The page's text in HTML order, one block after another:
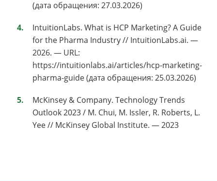
(дата обращения: 27.03.2026)
IntuitionLabs. What is HCP Marketing? A Guide
for the Pharma Industry // IntuitionLabs.ai. —
2026. — URL:
https://intuitionlabs.ai/articles/hcp-marketing-
pharma-guide (дата обращения: 25.03.2026)
McKinsey & Company. Technology Trends
Outlook 2023 / M. Chui, M. Issler, R. Roberts, L.
Yee // McKinsey Global Institute. — 2023